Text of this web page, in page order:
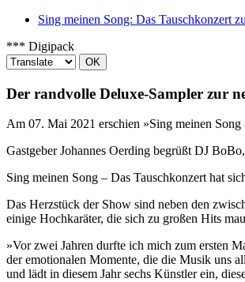
Sing meinen Song: Das Tauschkonzert
*** Digipack
OK
Der randvolle Deluxe-Sampler zur
Am 07. Mai 2021 erschien »Sing meinen
Gastgeber Johannes Oerding begrüßt DJ
Sing meinen Song – Das Tauschkonzert hat
Das Herzstück der Show sind neben den
einige Hochkaräter, die sich zu großen Hits
»Vor zwei Jahren durfte ich mich zum ersten
der emotionalen Momente, die die Musik uns
und lädt in diesem Jahr sechs Künstler ein,